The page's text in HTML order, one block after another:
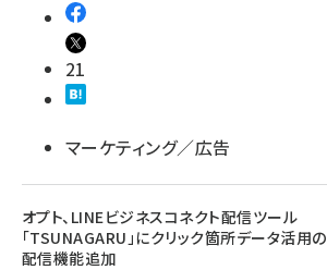
21
マーケティング／広告
オプト、LINEビジネスコネクト配信ツール
「TSUNAGARU」にクリック箇所データ活用の
配信機能追加